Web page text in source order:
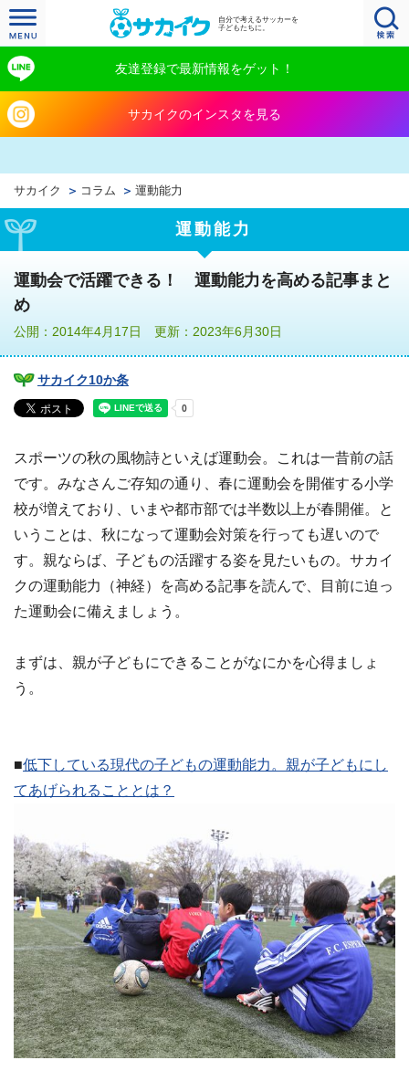
自分で考えるサッカーを
子どもたちに。
友達登録で最新情報をゲット！
サカイクのインスタを見る
サカイク コラム 運動能力
運動能力
運動会で活躍できる！ 運動能力を高める記事まと
め
公開：2014年4月17日 更新：2023年6月30日
サカイク10か条
スポーツの秋の風物詩といえば運動会。これは一昔前の話
です。みなさんご存知の通り、春に運動会を開催する小学
校が増えており、いまや都市部では半数以上が春開催。と
いうことは、秋になって運動会対策を行っても遅いので
す。親ならば、子どもの活躍する姿を見たいもの。サカイ
クの運動能力（神経）を高める記事を読んで、目前に迫っ
た運動会に備えましょう。
まずは、親が子どもにできることがなにかを心得ましょ
う。
■低下している現代の子どもの運動能力。親が子どもにし
てあげられることとは？